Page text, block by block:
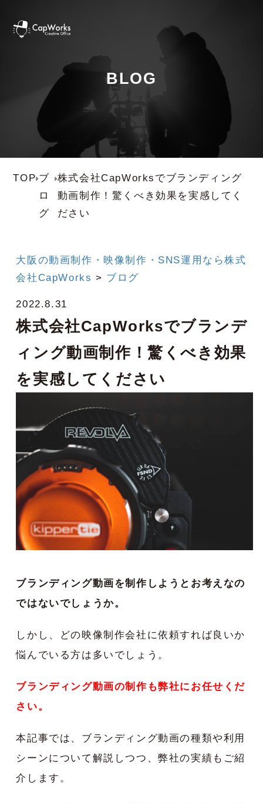
BLOG
TOP ブ
ロ
グ
株式会社CapWorksでブランディング
動画制作！驚くべき効果を実感してく
ださい
大阪の動画制作・映像制作・SNS運用なら株式
会社CapWorks > ブログ
2022.8.31
株式会社CapWorksでブランデ
ィング動画制作！驚くべき効果
を実感してください
ブランディング動画を制作しようとお考えなの
ではないでしょうか。
しかし、どの映像制作会社に依頼すれば良いか
悩んでいる方は多いでしょう。
ブランディング動画の制作も弊社にお任せくだ
さい。
本記事では、ブランディング動画の種類や利用
シーンについて解説しつつ、弊社の実績もご紹
介します。